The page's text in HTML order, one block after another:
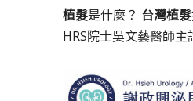
植髮是什麼？ 台灣植髮
HRS院士吳文藝醫師主